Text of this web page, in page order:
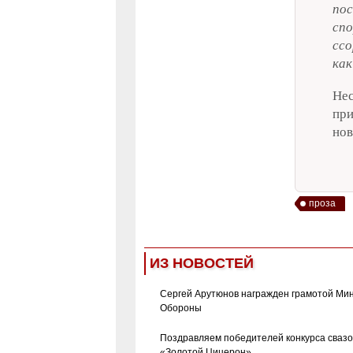
проза
ИЗ НОВОСТЕЙ
Сергей Арутюнов награжден грамотой
Обороны
Поздравляем победителей конкурса